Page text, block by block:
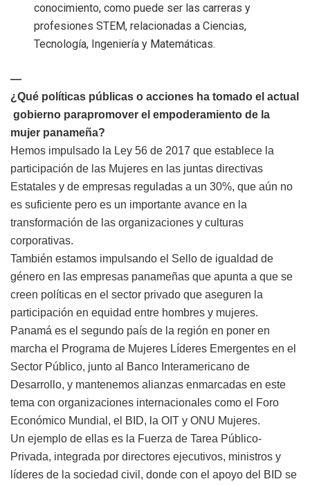
conocimiento, como puede ser las carreras y
profesiones STEM, relacionadas a Ciencias,
Tecnología, Ingeniería y Matemáticas.
—
¿Qué políticas públicas o acciones ha tomado el actual
gobierno parapromover el empoderamiento de la
mujer panameña?
Hemos impulsado la Ley 56 de 2017 que establece la
participación de las Mujeres en las juntas directivas
Estatales y de empresas reguladas a un 30%, que aún no
es suficiente pero es un importante avance en la
transformación de las organizaciones y culturas
corporativas.
También estamos impulsando el Sello de igualdad de
género en las empresas panameñas que apunta a que se
creen políticas en el sector privado que aseguren la
participación en equidad entre hombres y mujeres.
Panamá es el segundo país de la región en poner en
marcha el Programa de Mujeres Líderes Emergentes en el
Sector Público, junto al Banco Interamericano de
Desarrollo, y mantenemos alianzas enmarcadas en este
tema con organizaciones internacionales como el Foro
Económico Mundial, el BID, la OIT y ONU Mujeres.
Un ejemplo de ellas es la Fuerza de Tarea Público-
Privada, integrada por directores ejecutivos, ministros y
líderes de la sociedad civil, donde con el apoyo del BID se